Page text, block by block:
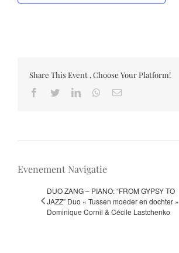
Share This Event , Choose Your Platform!
Facebook
TwitterLinkedInWhatsapp
Email
Evenement Navigatie
DUO ZANG – PIANO: “FROM GYPSY TO
JAZZ” Duo « Tussen moeder en dochter »
Dominique Cornil & Cécile Lastchenko